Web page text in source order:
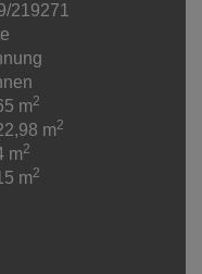
219271
m2
m2
m2
m2